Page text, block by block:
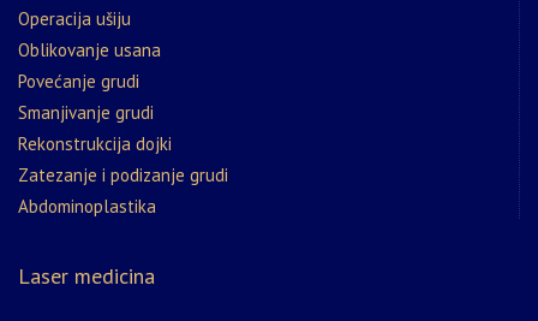
Operacija ušiju
Oblikovanje usana
Povećanje grudi
Smanjivanje grudi
Rekonstrukcija dojki
Zatezanje i podizanje grudi
Abdominoplastika
Laser medicina